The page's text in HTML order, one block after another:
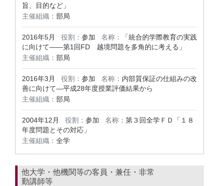
旨、目的など」
主催組織： 部局
2016年5月 役割： 参加 名称：
「統合的学際教育の実践
に向けて——第1回FD 越境問題を多角的に考える」
主催組織： 部局
2016年3月 役割： 参加 名称： 内部質保証の仕組みの改
善に向けて―平成28年度授業評価結果から
主催組織： 部局
2004年12月 役割： 参加 名称： 第３回全学ＦＤ「１８
年度問題とその対応」
主催組織： 全学
他大学・他機関等の客員・兼任・非常
勤講師等